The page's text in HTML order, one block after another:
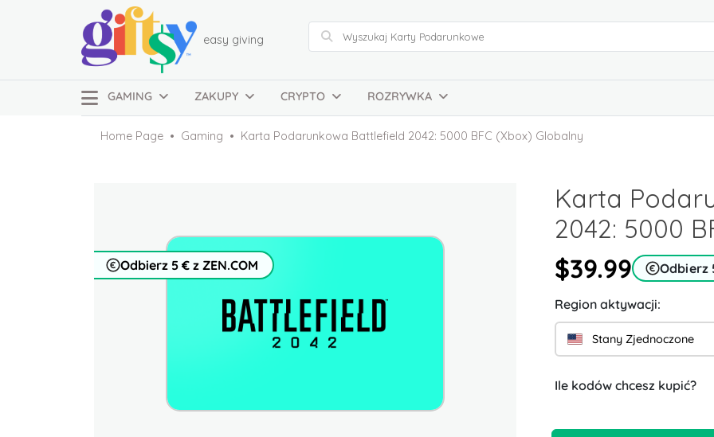
easy giving
GAMING ZAKUPY CRYPTO ROZRYWKA
Home Page Gaming Karta Podarunkowa Battlefield 2042: 5000 BFC (Xbox) Globalny
Odbierz 5 € z ZEN.COM
Karta
2042: 5000
$39.99
Odbierz
Region aktywacji:
Stany Zjednoczone
Ile kodów chcesz kupić?